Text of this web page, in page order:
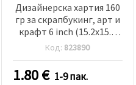
Дизайнерска хартия 160
гр за скрапбукинг, арт и
крафт 6 inch (15.2x15.2
см) едностранна 12
дизайна x 1 лист Merry
Christmas
Код: 823890
1.80€ 1-9 пак.